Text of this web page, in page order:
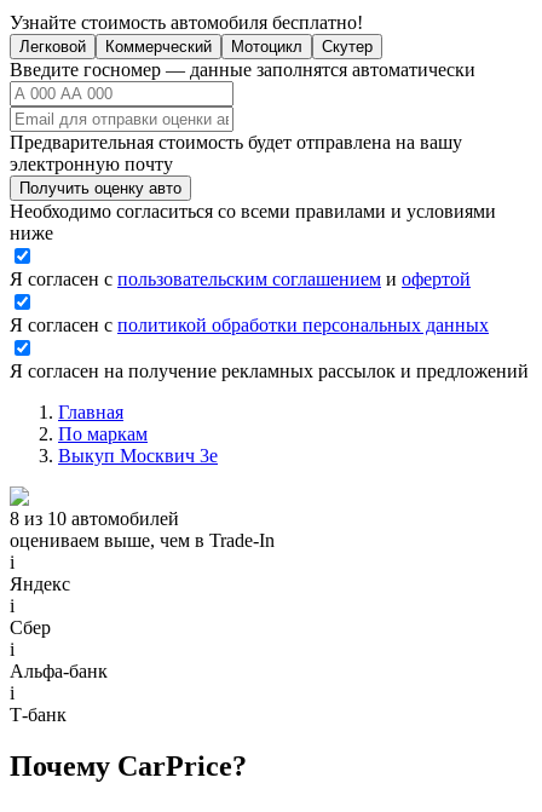
Узнайте стоимость автомобиля бесплатно!
Легковой Коммерческий Мотоцикл Скутер
Введите госномер — данные заполнятся автоматически
Предварительная стоимость будет отправлена на вашу
электронную почту
Получить оценку авто
Необходимо согласиться со всеми правилами и условиями
ниже
Я согласен с пользовательским соглашением и офертой
Я согласен с политикой обработки персональных данных
Я согласен на получение рекламных рассылок и предложений
Главная
По маркам
Выкуп Москвич 3е
8 из 10 автомобилей
оцениваем выше, чем в Trade‑In
i
Яндекс
i
Сбер
i
Альфа-банк
i
Т-банк
Почему CarPrice?